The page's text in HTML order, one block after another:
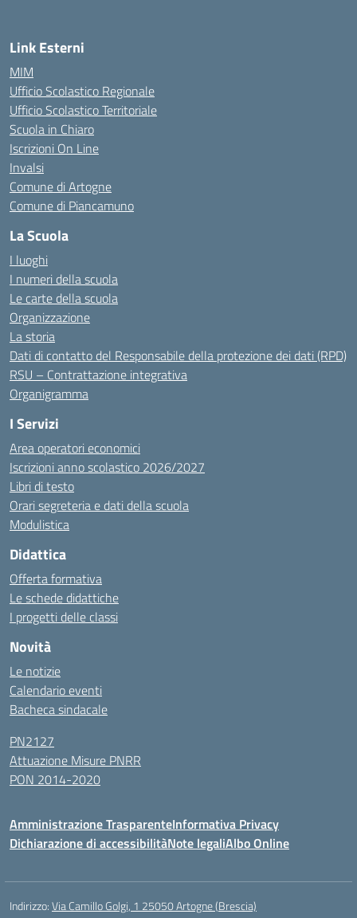
Link Esterni
MIM
Ufficio Scolastico Regionale
Ufficio Scolastico Territoriale
Scuola in Chiaro
Iscrizioni On Line
Invalsi
Comune di Artogne
Comune di Piancamuno
La Scuola
I luoghi
I numeri della scuola
Le carte della scuola
Organizzazione
La storia
Dati di contatto del Responsabile della protezione dei dati (RPD)
RSU – Contrattazione integrativa
Organigramma
I Servizi
Area operatori economici
Iscrizioni anno scolastico 2026/2027
Libri di testo
Orari segreteria e dati della scuola
Modulistica
Didattica
Offerta formativa
Le schede didattiche
I progetti delle classi
Novità
Le notizie
Calendario eventi
Bacheca sindacale
PN2127
Attuazione Misure PNRR
PON 2014-2020
Amministrazione TrasparenteInformativa Privacy
Dichiarazione di accessibilitàNote legaliAlbo Online
Indirizzo:Via Camillo Golgi, 1 25050 Artogne (Brescia)